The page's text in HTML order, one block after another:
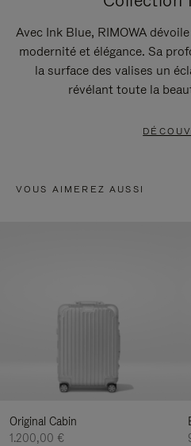
Avec Ink Blue, RIMOWA
modernité et élégance. Sa
la surface des valises un
révélant toute la
VOUS AIMEREZ AUSSI
Original Cabin
1.200,00 €